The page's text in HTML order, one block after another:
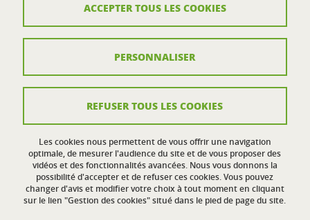
Contact
Mentions légales
Données personnelles
Politique des cookies
Gestion des cookies
Les cookies nous permettent de vous offrir une navigation
optimale, de mesurer l'audience du site et de vous proposer des
vidéos et des fonctionnalités avancées. Nous vous donnons la
possibilité d'accepter et de refuser ces cookies. Vous pouvez
changer d'avis et modifier votre choix à tout moment en cliquant
sur le lien "Gestion des cookies" situé dans le pied de page du site.
ACCEPTER TOUS LES COOKIES
REFUSER TOUS LES COOKIES
PERSONNALISER